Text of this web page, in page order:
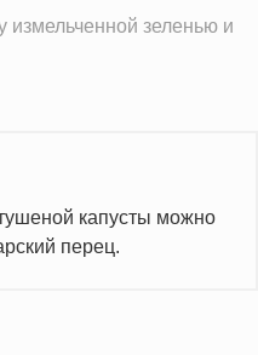
измельченной зеленью и
капусты можно
перец.